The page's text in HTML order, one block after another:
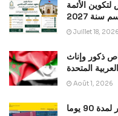
الأئمة
2027
Juillet 18, 2026
أمن خاص ذكور وإناث
المتحدة
Août 1, 2026